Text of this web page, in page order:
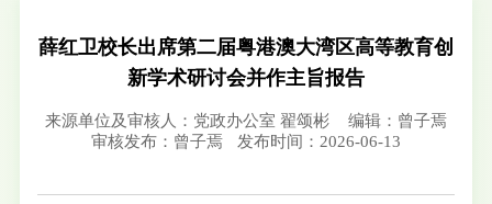
薛红卫校长出席第二届粤港澳大湾区高等教育创
新学术研讨会并作主旨报告
来源单位及审核人：党政办公室 翟颂彬
编辑：曾子焉
审核发布：曾子焉
发布时间：2026-06-13